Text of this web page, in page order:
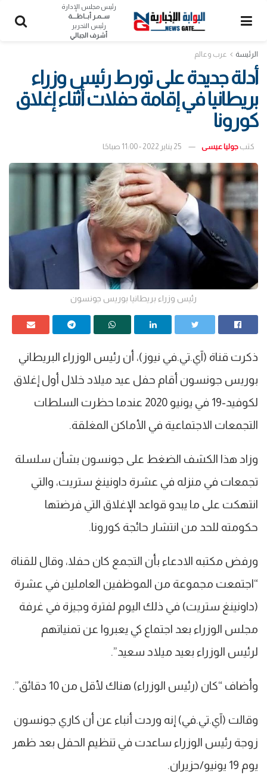
رئيس مجلس الإدارة
ســمـر أبــاظــــة
رئيس التحرير
أشرف الجبالي
الرئيسة عرب وعالم
أدلة جديدة على تورط رئيس وزراء
بريطانيا في إقامة حفلات أثناء إغلاق
كورونا
كتب جوليا عيسى 25 يناير 2022 - 11:00 صباحًا
رئيس وزراء بريطانيا بوريس جونسون
ذكرت قناة (آي.تي.​​في نيوز)، أن رئيس الوزراء البريطاني
بوريس جونسون أقام حفل عيد ميلاد خلال أول إغلاق
لكوفيد-19 في يونيو 2020 عندما حظرت السلطات
التجمعات الاجتماعية في الأماكن المغلقة.
وزاد هذا الكشف الضغط على جونسون بشأن سلسلة
تجمعات في منزله في عشرة داونينغ ستريت، والتي
انتهكت على ما يبدو قواعد الإغلاق التي فرضتها
حكومته للحد من انتشار حائجة كورونا.
ورفض مكتبه الادعاء بأن التجمع كان حفلا، وقال للقناة
“اجتمعت مجموعة من الموظفين العاملين في عشرة
(داونينغ ستريت) في ذلك اليوم لفترة وجيزة في غرفة
مجلس الوزراء بعد اجتماع كي يعبروا عن تمنياتهم
لرئيس الوزراء بعيد ميلاد سعيد”.
وأضاف “كان (رئيس الوزراء) هناك لأقل من 10 دقائق”.
وقالت (آي.تي.​​في) إنه وردت أنباء عن أن كاري جونسون
زوجة رئيس الوزراء ساعدت في تنظيم الحفل بعد ظهر
يوم 19 يونيو/حزيران.